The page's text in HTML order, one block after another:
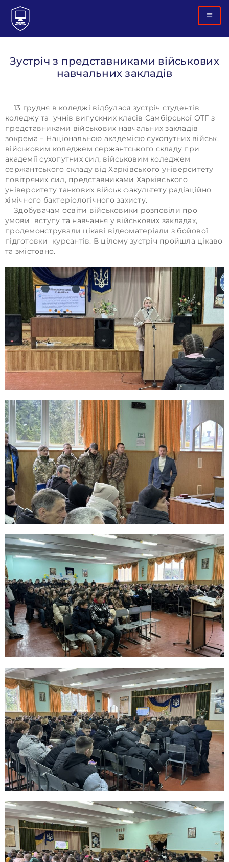
Зустріч з представниками військових
навчальних закладів
13 грудня в коледжі відбулася зустріч студентів
коледжу та учнів випускних класів Самбірської ОТГ з
представниками військових навчальних закладів
зокрема – Національною академією сухопутних військ,
військовим коледжем сержантського складу при
академії сухопутних сил, військовим коледжем
сержантського складу від Харківського університету
повітряних сил, представниками Харківського
університету танкових військ факультету радіаційно
хімічного бактеріологічного захисту.
Здобувачам освіти військовики розповіли про
умови вступу та навчання у військових закладах,
продемонстрували цікаві відеоматеріали з бойової
підготовки курсантів. В цілому зустріч пройшла цікаво
та змістовно.